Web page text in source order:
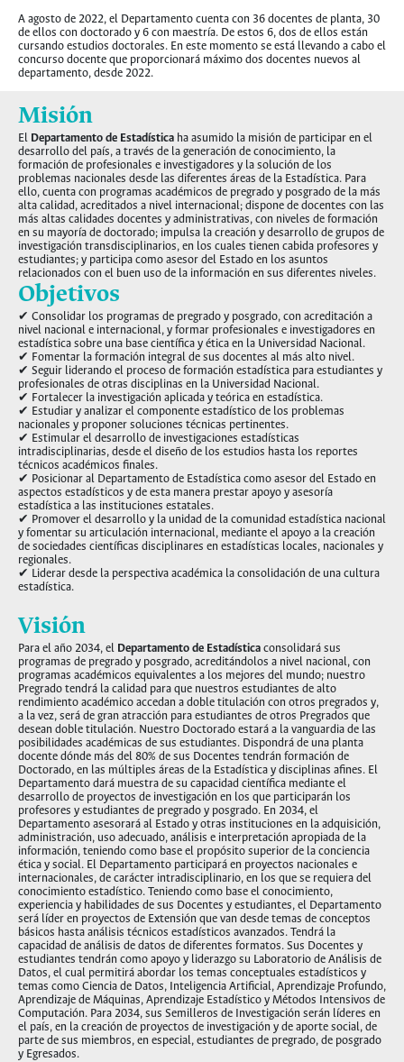
A agosto de 2022, el Departamento cuenta con 36 docentes de planta, 30
de ellos con doctorado y 6 con maestría. De estos 6, dos de ellos están
cursando estudios doctorales. En este momento se está llevando a cabo el
concurso docente que proporcionará máximo dos docentes nuevos al
departamento, desde 2022.
Misión
El Departamento de Estadística ha asumido la misión de participar en el
desarrollo del país, a través de la generación de conocimiento, la
formación de profesionales e investigadores y la solución de los
problemas nacionales desde las diferentes áreas de la Estadística. Para
ello, cuenta con programas académicos de pregrado y posgrado de la más
alta calidad, acreditados a nivel internacional; dispone de docentes con las
más altas calidades docentes y administrativas, con niveles de formación
en su mayoría de doctorado; impulsa la creación y desarrollo de grupos de
investigación transdisciplinarios, en los cuales tienen cabida profesores y
estudiantes; y participa como asesor del Estado en los asuntos
relacionados con el buen uso de la información en sus diferentes niveles.
Objetivos
✔ Consolidar los programas de pregrado y posgrado, con acreditación a
nivel nacional e internacional, y formar profesionales e investigadores en
estadística sobre una base científica y ética en la Universidad Nacional.
✔ Fomentar la formación integral de sus docentes al más alto nivel.
✔ Seguir liderando el proceso de formación estadística para estudiantes y
profesionales de otras disciplinas en la Universidad Nacional.
✔ Fortalecer la investigación aplicada y teórica en estadística.
✔ Estudiar y analizar el componente estadístico de los problemas
nacionales y proponer soluciones técnicas pertinentes.
✔ Estimular el desarrollo de investigaciones estadísticas
intradisciplinarias, desde el diseño de los estudios hasta los reportes
técnicos académicos finales.
✔ Posicionar al Departamento de Estadística como asesor del Estado en
aspectos estadísticos y de esta manera prestar apoyo y asesoría
estadística a las instituciones estatales.
✔ Promover el desarrollo y la unidad de la comunidad estadística nacional
y fomentar su articulación internacional, mediante el apoyo a la creación
de sociedades científicas disciplinares en estadísticas locales, nacionales y
regionales.
✔ Liderar desde la perspectiva académica la consolidación de una cultura
estadística.
Visión
Para el año 2034, el Departamento de Estadística consolidará sus
programas de pregrado y posgrado, acreditándolos a nivel nacional, con
programas académicos equivalentes a los mejores del mundo; nuestro
Pregrado tendrá la calidad para que nuestros estudiantes de alto
rendimiento académico accedan a doble titulación con otros pregrados y,
a la vez, será de gran atracción para estudiantes de otros Pregrados que
desean doble titulación. Nuestro Doctorado estará a la vanguardia de las
posibilidades académicas de sus estudiantes. Dispondrá de una planta
docente dónde más del 80% de sus Docentes tendrán formación de
Doctorado, en las múltiples áreas de la Estadística y disciplinas afines. El
Departamento dará muestra de su capacidad científica mediante el
desarrollo de proyectos de investigación en los que participarán los
profesores y estudiantes de pregrado y posgrado. En 2034, el
Departamento asesorará al Estado y otras instituciones en la adquisición,
administración, uso adecuado, análisis e interpretación apropiada de la
información, teniendo como base el propósito superior de la conciencia
ética y social. El Departamento participará en proyectos nacionales e
internacionales, de carácter intradisciplinario, en los que se requiera del
conocimiento estadístico. Teniendo como base el conocimiento,
experiencia y habilidades de sus Docentes y estudiantes, el Departamento
será líder en proyectos de Extensión que van desde temas de conceptos
básicos hasta análisis técnicos estadísticos avanzados. Tendrá la
capacidad de análisis de datos de diferentes formatos. Sus Docentes y
estudiantes tendrán como apoyo y liderazgo su Laboratorio de Análisis de
Datos, el cual permitirá abordar los temas conceptuales estadísticos y
temas como Ciencia de Datos, Inteligencia Artificial, Aprendizaje Profundo,
Aprendizaje de Máquinas, Aprendizaje Estadístico y Métodos Intensivos de
Computación. Para 2034, sus Semilleros de Investigación serán líderes en
el país, en la creación de proyectos de investigación y de aporte social, de
parte de sus miembros, en especial, estudiantes de pregrado, de posgrado
y Egresados.